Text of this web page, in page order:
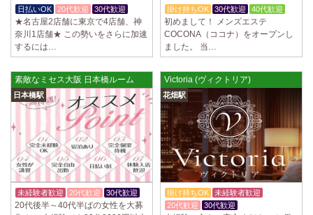
日払いOK 20代歓迎 30代歓迎
★名古屋2店舗に東京で4店舗、神
奈川1店舗★ この勢いをさらに加速
するには…
掛け持ちOK 30代歓迎 40代歓迎
初めまして！ メンズエステ
COCONA（ココナ）をオープンし
ました。 当…
素敵なミセス大阪 日本橋ルーム
日本橋駅
未経験者歓迎 20代歓迎 30代歓迎
20代後半～40代半ばの女性を大募
Victoria (ヴィクトリア)
花畑駅
掛け持ちOK
未経験者歓迎
20代歓迎
30代歓迎